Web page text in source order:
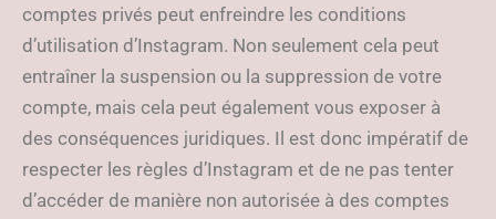
comptes privés peut enfreindre les conditions
d’utilisation d’Instagram. Non seulement cela peut
entraîner la suspension ou la suppression de votre
compte, mais cela peut également vous exposer à
des conséquences juridiques. Il est donc impératif de
respecter les règles d’Instagram et de ne pas tenter
d’accéder de manière non autorisée à des comptes